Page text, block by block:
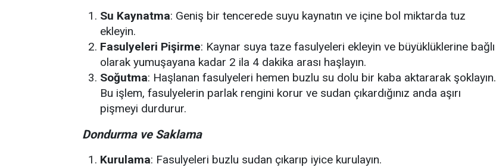
Su Kaynatma: Geniş bir tencerede suyu kaynatın ve içine bol miktarda tuz
ekleyin.
Fasulyeleri Pişirme: Kaynar suya taze fasulyeleri ekleyin ve büyüklüklerine bağlı
olarak yumuşayana kadar 2 ila 4 dakika arası haşlayın.
Soğutma: Haşlanan fasulyeleri hemen buzlu su dolu bir kaba aktararak şoklayın.
Bu işlem, fasulyelerin parlak rengini korur ve sudan çıkardığınız anda aşırı
pişmeyi durdurur.
Dondurma ve Saklama
Kurulama: Fasulyeleri buzlu sudan çıkarıp iyice kurulayın.